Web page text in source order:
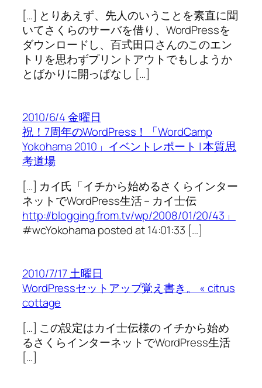
[…] とりあえず、先人のいうことを素直に聞
いてさくらのサーバを借り、WordPressを
ダウンロードし、百式田口さんのこのエン
トリを思わずプリントアウトでもしようか
とばかりに開っぱなし […]
2010/6/4 金曜日
祝！7周年のWordPress！「WordCamp
Yokohama 2010」イベントレポート | 本質思
考道場
[…] カイ氏「イチから始めるさくらインター
ネットでWordPress生活 – カイ士伝
http://blogging.from.tv/wp/2008/01/20/43」
#wcYokohama posted at 14:01:33 […]
2010/7/17 土曜日
WordPressセットアップ覚え書き。 « citrus
cottage
[…] この設定はカイ士伝様の イチから始め
るさくらインターネットでWordPress生活
[…]